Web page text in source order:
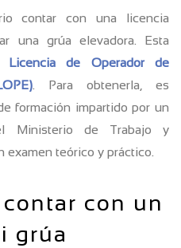
contar con una licencia
una grúa elevadora. Esta
Licencia de Operador de
. Para obtenerla, es
formación impartido por un
Ministerio de Trabajo y
examen teórico y práctico.
con un
grúa